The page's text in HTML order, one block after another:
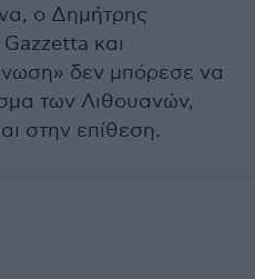
ο Δημήτρης
και
δεν μπόρεσε να
των Λιθουανών,
στην επίθεση.